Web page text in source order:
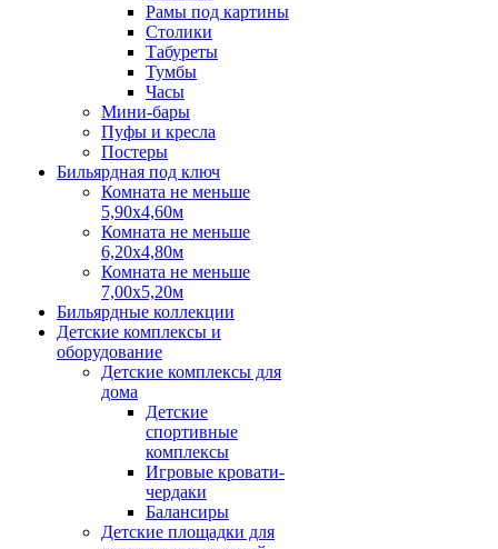
Рамы под картины
Столики
Табуреты
Тумбы
Часы
Мини-бары
Пуфы и кресла
Постеры
Бильярдная под ключ
Комната не меньше
5,90х4,60м
Комната не меньше
6,20х4,80м
Комната не меньше
7,00х5,20м
Бильярдные коллекции
Детские комплексы и
оборудование
Детские комплексы для
дома
Детские
спортивные
комплексы
Игровые кровати-
чердаки
Балансиры
Детские площадки для